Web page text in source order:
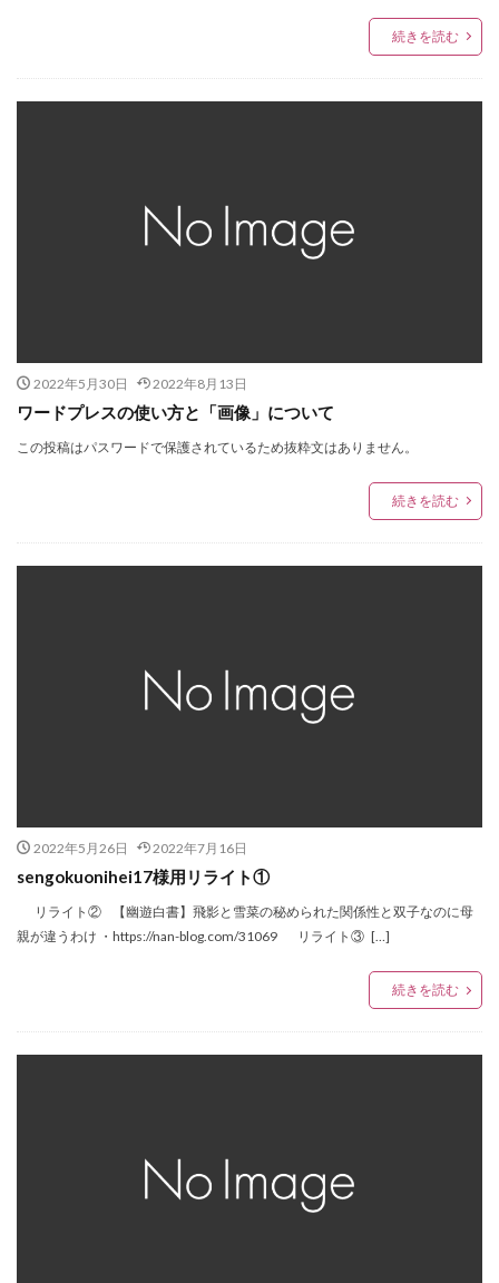
続きを読む
2022年5月30日 2022年8月13日
ワードプレスの使い方と「画像」について
この投稿はパスワードで保護されているため抜粋文はありません。
続きを読む
2022年5月26日 2022年7月16日
sengokuonihei17様用リライト①
リライト② 【幽遊白書】飛影と雪菜の秘められた関係性と双子なのに母
親が違うわけ ・https://nan-blog.com/31069 リライト③ […]
続きを読む